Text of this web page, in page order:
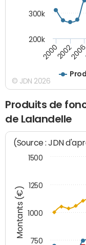
20002002
200k
300k
© JDN 2026
Produits de
de Lalandelle
Montants (€)
(Source : JDN
750
1000
1250
1500